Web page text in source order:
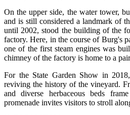
On the upper side, the water tower,
and is still considered a landmark of
until 2002, stood the building of the
factory. Here, in the course of Burg's
one of the first steam engines was
chimney of the factory is home to a
For the State Garden Show in
reviving the history of the vineyard.
and diverse herbaceous beds
promenade invites visitors to stroll